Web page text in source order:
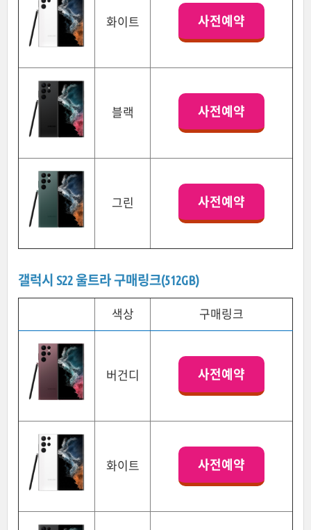
화이트 사전예약
블랙 사전예약
그린 사전예약
갤럭시 S22 울트라 구매링크(512GB)
색상 구매링크
버건디 사전예약
화이트 사전예약